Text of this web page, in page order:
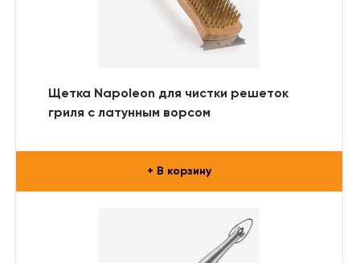
Щетка Napoleon для чистки решеток
гриля с латунным ворсом
+ В корзину